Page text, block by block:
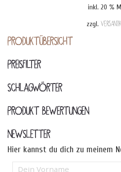
inkl. 20 %
zzgl.
PRODUKTÜBERSICHT
PREISFILTER
SCHLAGWÖRTER
PRODUKT BEWERTUNGEN
NEWSLETTER
Hier kannst du dich zu meinem